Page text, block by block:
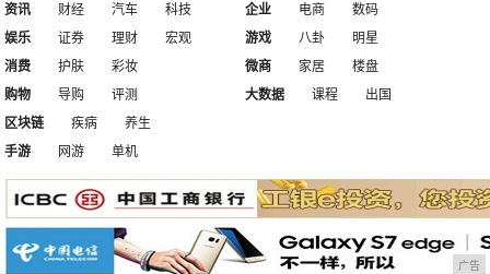
资讯 财经 汽车
科技
娱乐
证券 理财 宏观
企业 电商
数码
游戏
八卦
明星
消费
护肤
彩妆
购物
导购 评测
微商 家居
楼盘
大数据
课程
出国
区块链
疾病
养生
手游
网游 单机
广告